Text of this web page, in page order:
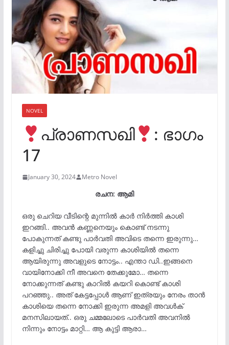
NOVEL
പ്രാണസഖി
: ഭാഗം
17
January 30, 2024 Metro Novel
രചന: ആമി
ഒരു ചെറിയ വീടിന്റെ മുന്നിൽ കാർ നിർത്തി കാശി
ഇറങ്ങി.. അവൻ കണ്ണനെയും കൊണ്ട് നടന്നു
പോകുന്നത് കണ്ടു പാർവതി അവിടെ തന്നെ ഇരുന്നു…
കളിച്ചു ചിരിച്ചു പോയി വരുന്ന കാശിയിൽ തന്നെ
ആയിരുന്നു അവളുടെ നോട്ടം.. എന്താ ഡി..ഇങ്ങനെ
വായിനോക്കി നീ അവനെ തേക്കുമോ… തന്നെ
നോക്കുന്നത് കണ്ടു കാറിൽ കയറി കൊണ്ട് കാശി
പറഞ്ഞു.. അത് കേട്ടപ്പോൾ ആണ് ഇത്രയും നേരം താൻ
കാശിയെ തന്നെ നോക്കി ഇരുന്ന അമളി അവൾക്
മനസിലായത്.. ഒരു ചമ്മലോടെ പാർവതി അവനിൽ
നിന്നും നോട്ടം മാറ്റി… ആ കുട്ടി ആരാ…